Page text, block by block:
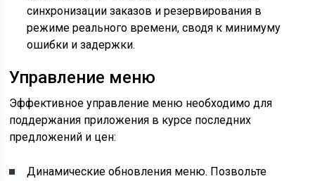
синхронизации заказов и резервирования в
режиме реального времени, сводя к минимуму
ошибки и задержки.
Управление меню
Эффективное управление меню необходимо для
поддержания приложения в курсе последних
предложений и цен:
Динамические обновления меню. Позвольте